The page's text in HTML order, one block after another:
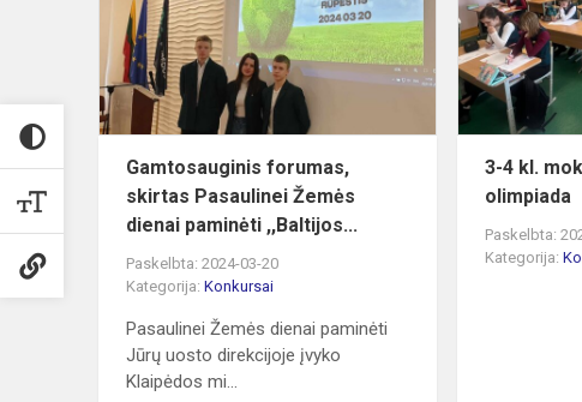
Pasaulinei
Žemės
dienai
pami...
Gamtosauginis forumas,
skirtas Pasaulinei Žemės
dienai paminėti ,,Baltijos...
Paskelbta: 2024-03-20
Kategorija: Konkursai
Pasaulinei Žemės dienai paminėti
Jūrų uosto direkcijoje įvyko
Klaipėdos mi...
3-4 kl.
olimpiada
Paskelbta:
Kategorija: